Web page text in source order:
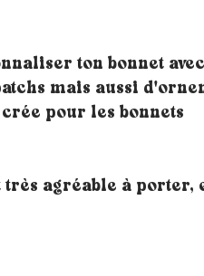
ton bonnet
mais aussi
pour les bonnets
très agréable à porter,